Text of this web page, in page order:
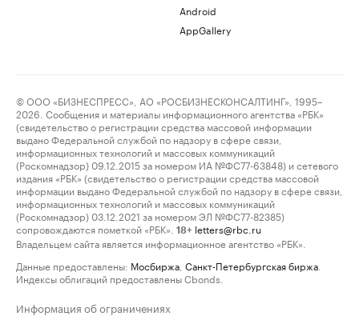
Android
AppGallery
© ООО «БИЗНЕСПРЕСС», АО «РОСБИЗНЕСКОНСАЛТИНГ», 1995–
2026. Сообщения и материалы информационного агентства «РБК»
(свидетельство о регистрации средства массовой информации
выдано Федеральной службой по надзору в сфере связи,
информационных технологий и массовых коммуникаций
(Роскомнадзор) 09.12.2015 за номером ИА №ФС77-63848) и сетевого
издания «РБК» (свидетельство о регистрации средства массовой
информации выдано Федеральной службой по надзору в сфере связи,
информационных технологий и массовых коммуникаций
(Роскомнадзор) 03.12.2021 за номером ЭЛ №ФС77-82385)
сопровождаются пометкой «РБК».
18+ letters@rbc.ru
Владельцем сайта является информационное агентство «РБК».
Данные предоставлены: Мосбиржа Санкт-Петербургская биржа
Индексы облигаций предоставлены Cbonds.
Информация об ограничениях